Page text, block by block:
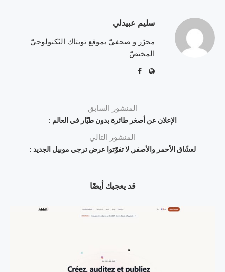
سليم عبيدلي
محرّر و صحفيّ بموقع تويتاك التّكنولوجيّ
المختصّ
المنشور السابق
الإعلان عن أصغر طائرة بدون طيّار في العالم :
المنشور التالي
لعشّاق الأحمر والأصفر, لا تفوّتوا عرض ترجي موبيل الجديد :
قد يعجبك أيضًا